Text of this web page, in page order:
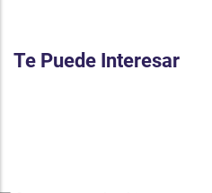
Te Puede Interesar